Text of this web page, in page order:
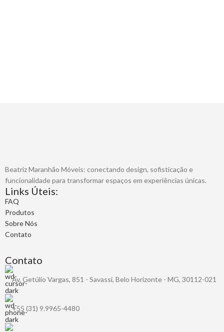
Beatriz Maranhão Móveis: conectando design, sofisticação e
funcionalidade para transformar espaços em experiências únicas.
Links Úteis:
FAQ
Produtos
Sobre Nós
Contato
Contato
Av. Getúlio Vargas, 851 - Savassi, Belo Horizonte - MG, 30112-021
+55 (31) 9.9965-4480